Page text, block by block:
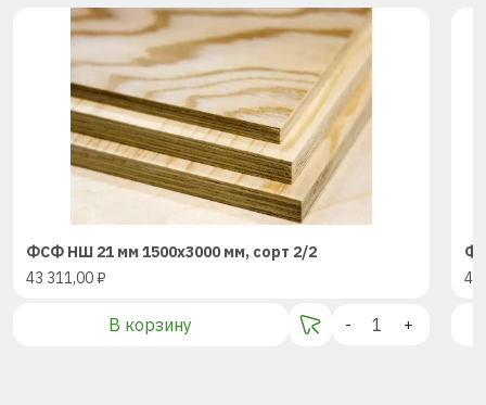
ФСФ НШ 21 мм 1500х3000 мм, сорт 2/2
43 311,00₽
В корзину - +
43